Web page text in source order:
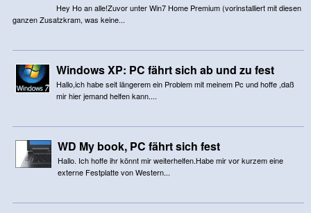
Hey Ho an alle!Zuvor unter Win7 Home Premium (vorinstalliert mit diesen
ganzen Zusatzkram, was keine...
Windows XP: PC fährt sich ab und zu fest
Hallo,ich habe seit längerem ein Problem mit meinem Pc und hoffe ,daß
mir hier jemand helfen kann....
WD My book, PC fährt sich fest
Hallo. Ich hoffe ihr könnt mir weiterhelfen.Habe mir vor kurzem eine
externe Festplatte von Western...